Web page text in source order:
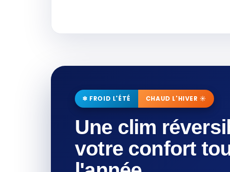
❄ FROID L'ÉTÉ CHAUD L'HIVER ☀
Une clim
votre confort